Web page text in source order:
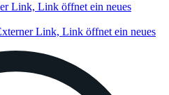
Link, Link öffnet ein neues
Link, Link öffnet ein neues